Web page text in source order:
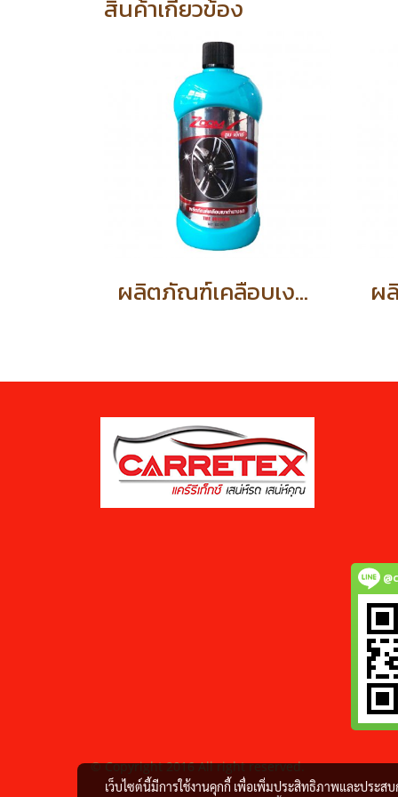
สินค้าเกี่ยวข้อง
ผลิตภัณฑ์เคลือบเงายางรถยนต์ (รหัสสินค้า 57529)
© Copyright 2016 All right reserved.
เว็บไซต์นี้มีการใช้งานคุกกี้ เพื่อเพิ่มประสิทธิภาพและประส